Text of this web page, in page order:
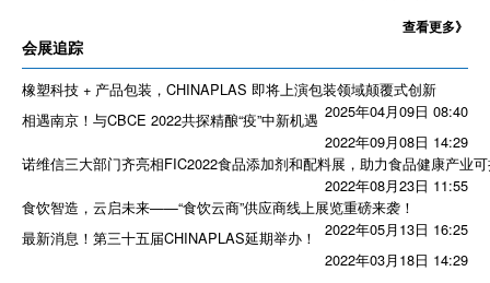
查看更多》
会展追踪
橡塑科技 + 产品包装，CHINAPLAS 即将上演包装领域颠覆式创新
2025年04月09日 08:40
相遇南京！与CBCE 2022共探精酿“疫”中新机遇
2022年09月08日 14:29
诺维信三大部门齐亮相FIC2022食品添加剂和配料展，助力食品健康产业
2022年08月23日 11:55
食饮智造，云启未来——“食饮云商”供应商线上展览重磅来袭！
2022年05月13日 16:25
最新消息！第三十五届CHINAPLAS延期举办！
2022年03月18日 14:29